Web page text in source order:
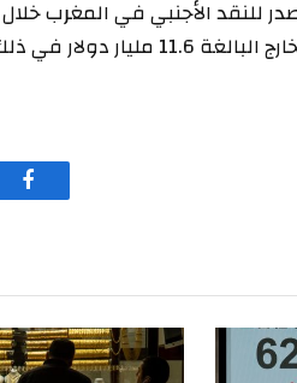
دولار في ذلك العام.